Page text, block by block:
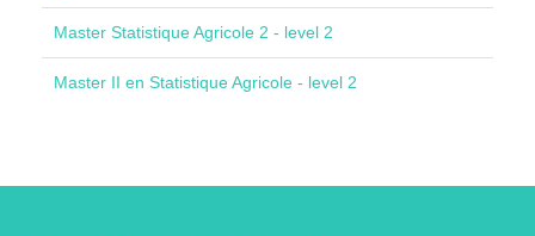
Master Statistique Agricole 2 - level 2
Master II en Statistique Agricole - level 2